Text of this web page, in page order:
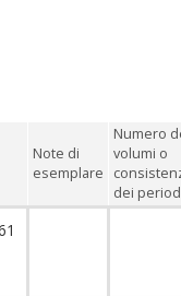
Note di
esemplare
Numero
volumi o
dei